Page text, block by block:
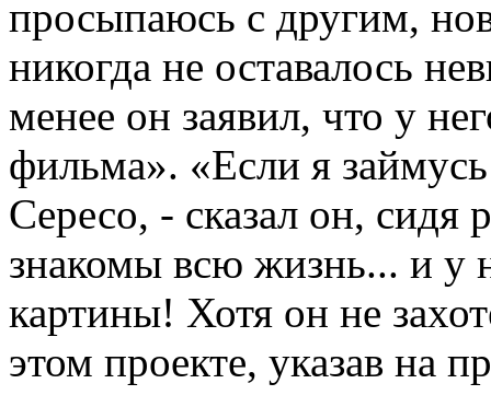
просыпаюсь с другим,
никогда не оставалось
менее он заявил, что у
фильма». «Если я
Сересо, - сказал он,
знакомы всю жизнь... и у
картины! Хотя он не
этом проекте, указав на